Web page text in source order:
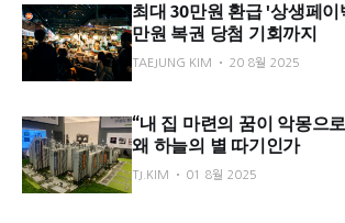
최대 30만원 환급 '상생페
만원 복권 당첨 기회까지
TAEJUNG KIM 20 8월 2025
“내 집 마련의 꿈이 악몽으
왜 하늘의 별 따기인가
TJ.KIM 01 8월 2025